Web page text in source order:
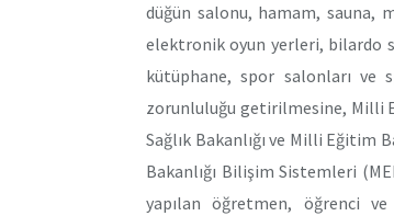
düğün salonu, hamam, sauna,
elektronik oyun yerleri, bilardo
kütüphane, spor salonları ve
zorunluluğu getirilmesine, Milli
Sağlık Bakanlığı ve Milli Eğitim
Bakanlığı Bilişim Sistemleri
yapılan öğretmen, öğrenci